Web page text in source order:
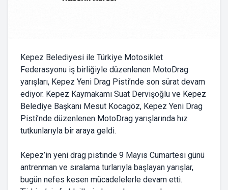
Kepez Belediyesi ile Türkiye Motosiklet
Federasyonu iş birliğiyle düzenlenen MotoDrag
yarışları, Kepez Yeni Drag Pisti’nde son sürat devam
ediyor. Kepez Kaymakamı Suat Dervişoğlu ve Kepez
Belediye Başkanı Mesut Kocagöz, Kepez Yeni Drag
Pisti’nde düzenlenen MotoDrag yarışlarında hız
tutkunlarıyla bir araya geldi.
Kepez’in yeni drag pistinde 9 Mayıs Cumartesi günü
antrenman ve sıralama turlarıyla başlayan yarışlar,
bugün nefes kesen mücadelelerle devam etti.